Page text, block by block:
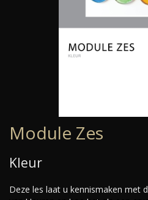
Module Zes
Kleur
Deze les laat u kennismaken met